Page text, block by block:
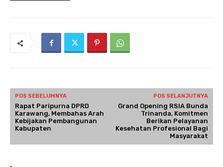
POS SEBELUMNYA
Rapat Paripurna DPRD
Karawang, Membahas Arah
Kebijakan Pembangunan
Kabupaten
POS SELANJUTNYA
Grand Opening RSIA Bunda
Trinanda, Komitmen
Berikan Pelayanan
Kesehatan Profesional Bagi
Masyarakat